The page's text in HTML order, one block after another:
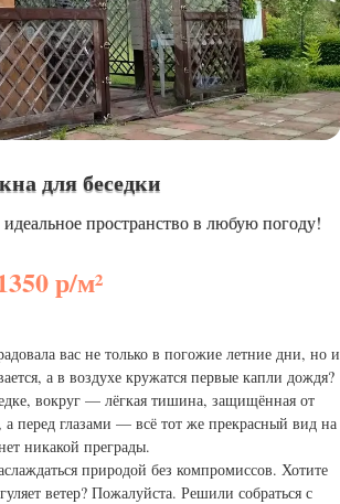
для беседки
пространство в любую погоду!
р/м²
вас не только в погожие летние дни, но и
а в воздухе кружатся первые капли дождя?
вокруг — лёгкая тишина, защищённая от
перед глазами — всё тот же прекрасный вид на
никакой преграды.
природой без компромиссов. Хотите
ветер? Пожалуйста. Решили собраться с